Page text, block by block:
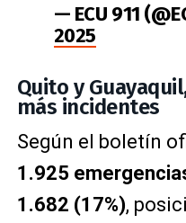
— ECU 911
2025
Quito y
más incidentes
Según el boletín
1.925
1.682 (17%),